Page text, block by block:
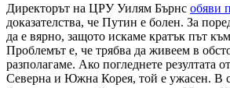
Директорът на ЦРУ Уилям Бърнс обяви
доказателства, че Путин е болен. За
да е вярно, защото искаме кратък път
Проблемът е, че трябва да живеем в
разполагаме. Ако погледнете резултата
Северна и Южна Корея, той е ужасен. В